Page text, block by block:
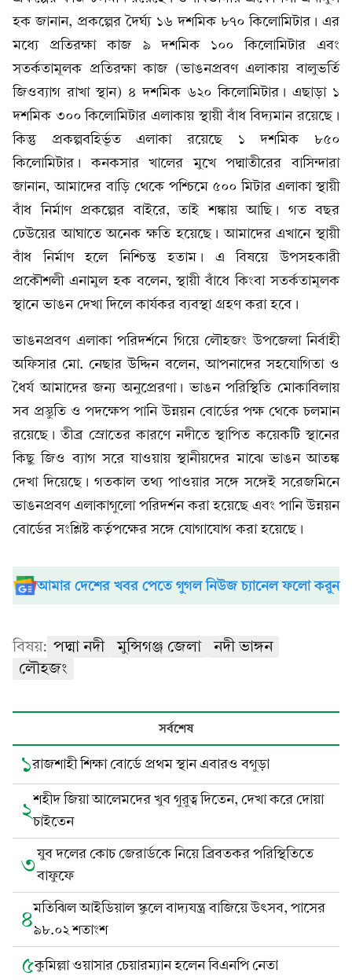
হক জানান, প্রকল্পের দৈর্ঘ্য ১৬ দশমিক ৮৭০ কিলোমিটার। এর
মধ্যে প্রতিরক্ষা কাজ ৯ দশমিক ১০০ কিলোমিটার এবং
সতর্কতামূলক প্রতিরক্ষা কাজ (ভাঙনপ্রবণ এলাকায় বালুভর্তি
জিওব্যাগ রাখা স্থান) ৪ দশমিক ৬২০ কিলোমিটার। এছাড়া ১
দশমিক ৩০০ কিলোমিটার এলাকায় স্থায়ী বাঁধ বিদ্যমান রয়েছে।
কিন্তু প্রকল্পবহির্ভূত এলাকা রয়েছে ১ দশমিক ৮৫০
কিলোমিটার। কনকসার খালের মুখে পদ্মাতীরের বাসিন্দারা
জানান, আমাদের বাড়ি থেকে পশ্চিমে ৫০০ মিটার এলাকা স্থায়ী
বাঁধ নির্মাণ প্রকল্পের বাইরে, তাই শঙ্কায় আছি। গত বছর
ঢেউয়ের আঘাতে অনেক ক্ষতি হয়েছে। আমাদের এখানে স্থায়ী
বাঁধ নির্মাণ হলে নিশ্চিন্ত হতাম। এ বিষয়ে উপসহকারী
প্রকৌশলী এনামুল হক বলেন, স্থায়ী বাঁধে কিংবা সতর্কতামূলক
স্থানে ভাঙন দেখা দিলে কার্যকর ব্যবস্থা গ্রহণ করা হবে।
ভাঙনপ্রবণ এলাকা পরিদর্শনে গিয়ে লৌহজং উপজেলা নির্বাহী
অফিসার মো. নেছার উদ্দিন বলেন, আপনাদের সহযোগিতা ও
ধৈর্য আমাদের জন্য অনুপ্রেরণা। ভাঙন পরিস্থিতি মোকাবিলায়
সব প্রস্তুতি ও পদক্ষেপ পানি উন্নয়ন বোর্ডের পক্ষ থেকে চলমান
রয়েছে। তীব্র স্রোতের কারণে নদীতে স্থাপিত কয়েকটি স্থানের
কিছু জিও ব্যাগ সরে যাওয়ায় স্থানীয়দের মাঝে ভাঙন আতঙ্ক
দেখা দিয়েছে। গতকাল তথ্য পাওয়ার সঙ্গে সঙ্গেই সরেজমিনে
ভাঙনপ্রবণ এলাকাগুলো পরিদর্শন করা হয়েছে এবং পানি উন্নয়ন
বোর্ডের সংশ্লিষ্ট কর্তৃপক্ষের সঙ্গে যোগাযোগ করা হয়েছে।
আমার দেশের খবর পেতে গুগল নিউজ চ্যানেল ফলো করুন
বিষয়: পদ্মা নদী মুন্সিগঞ্জ জেলা
নদী ভাঙ্গন
লৌহজং
সর্বশেষ
১রাজশাহী শিক্ষা বোর্ডে প্রথম স্থান এবারও বগুড়া
২শহীদ জিয়া আলেমদের খুব গুরুত্ব দিতেন, দেখা করে দোয়া
চাইতেন
৩যুব দলের কোচ জেরার্ডকে নিয়ে ব্রিবতকর পরিস্থিতিতে
বাফুফে
৪মতিঝিল আইডিয়াল স্কুলে বাদ্যযন্ত্র বাজিয়ে উৎসব, পাসের
৯৮.০২ শতাংশ
৫কুমিল্লা ওয়াসার চেয়ারম্যান হলেন বিএনপি নেতা